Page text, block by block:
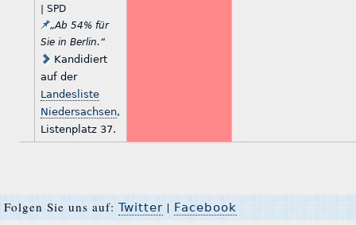
| SPD
„Ab 54% für
Sie in Berlin.“
Kandidiert
auf der
Landesliste
Niedersachsen,
Listenplatz 37.
Folgen Sie uns auf: Twitter | Facebook